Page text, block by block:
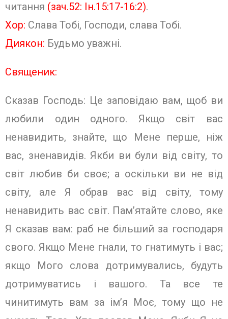
читання (зач.52: Ін.15:17-16:2).
Хор: Слава Тобі, Господи, слава Тобі.
Диякон: Будьмо уважні.
Священик:
Сказав Господь: Це заповідаю вам, щоб ви
любили один одного. Якщо світ вас
ненавидить, знайте, що Мене перше, ніж
вас, зненавидів. Якби ви були від світу, то
світ любив би своє; а оскільки ви не від
світу, але Я обрав вас від світу, тому
ненавидить вас світ. Пам’ятайте слово, яке
Я сказав вам: раб не більший за господаря
свого. Якщо Мене гнали, то гнатимуть і вас;
якщо Мого слова дотримувались, будуть
дотримуватись і вашого. Та все те
чинитимуть вам за ім’я Моє, тому що не